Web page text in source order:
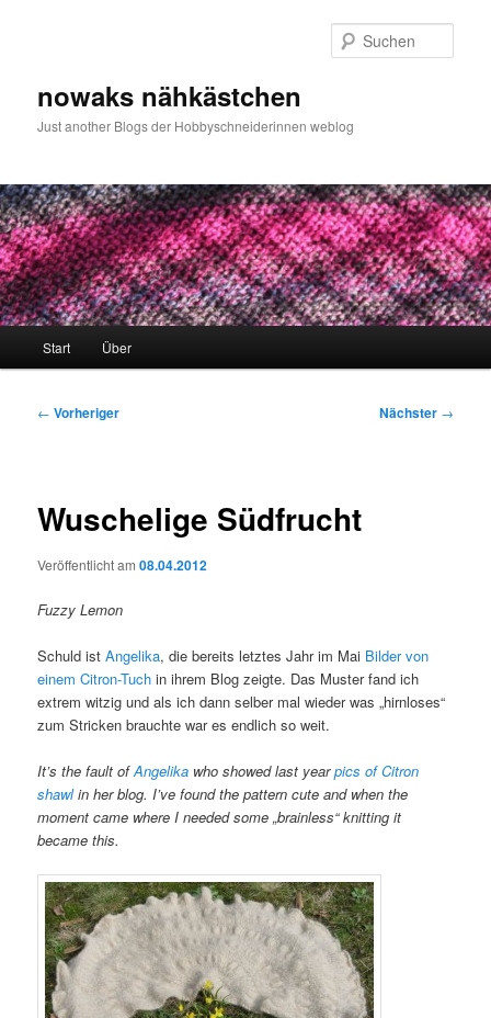
nowaks nähkästchen
Just another Blogs der Hobbyschneiderinnen weblog
Start Über
Beitragsnavigation
← Vorheriger Nächster →
Wuschelige Südfrucht
Veröffentlicht am08.04.2012
Fuzzy Lemon
Schuld istAngelika, die bereits letztes Jahr im Mai Bilder von
einem Citron-Tuch in ihrem Blog zeigte. Das Muster fand ich
extrem witzig und als ich dann selber mal wieder was „hirnloses“
zum Stricken brauchte war es endlich so weit.
It’s the fault ofAngelika who showed last yearpics of Citron
shawl in her blog. I’ve found the pattern cute and when the
moment came where I needed some „brainless“ knitting it
became this.